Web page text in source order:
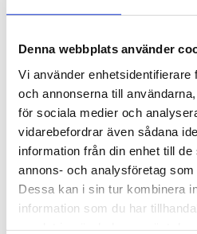
Denna webbplats använder
Vi använder enhetsidentifierare
och annonserna till
för sociala medier och
vidarebefordrar även sådana
information från din enhet till
annons- och analysföretag som
Dessa kan i sin tur kombinera
information som du har
Sidfot
Vår historia
1906 tog oss dit vi är idag.
Jobba hos oss
På Tengbom letar vi alltid
flytta gränser med oss. Hör
Nyhetsbrev
Prenumerera gärna på